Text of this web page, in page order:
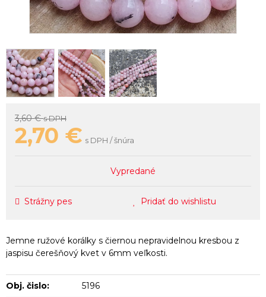
3,60 €s DPH
2,70 € s DPH / šnúra
Vypredané
Strážny pes Pridať do wishlistu
Jemne ružové korálky s čiernou nepravidelnou kresbou z
jaspisu čerešňový kvet v 6mm veľkosti.
Obj. čislo: 5196